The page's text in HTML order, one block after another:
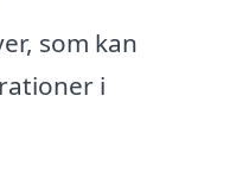
som kan
i